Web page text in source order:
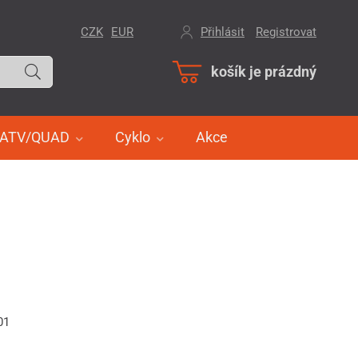
košík je prázdný
ATV/QUAD Cyklo Akce
CZK EUR Přihlásit Registrovat